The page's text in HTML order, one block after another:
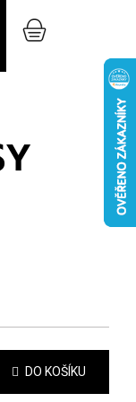
O násNákupní
DO KOŠÍKU